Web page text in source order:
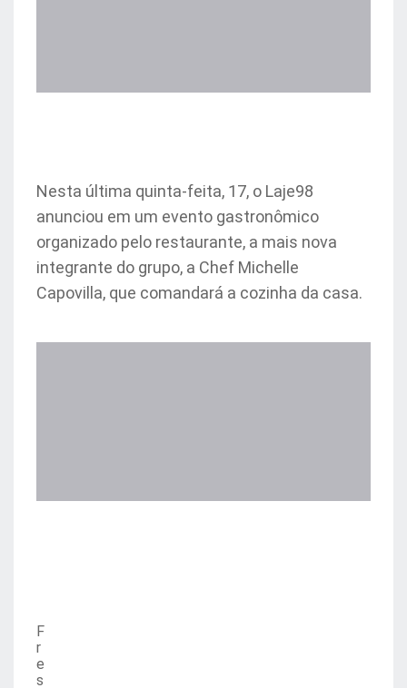
Nesta última quinta-feita, 17, o Laje98
anunciou em um evento gastronômico
organizado pelo restaurante, a mais nova
integrante do grupo, a Chef Michelle
Capovilla, que comandará a cozinha da casa.
F
r
e
s